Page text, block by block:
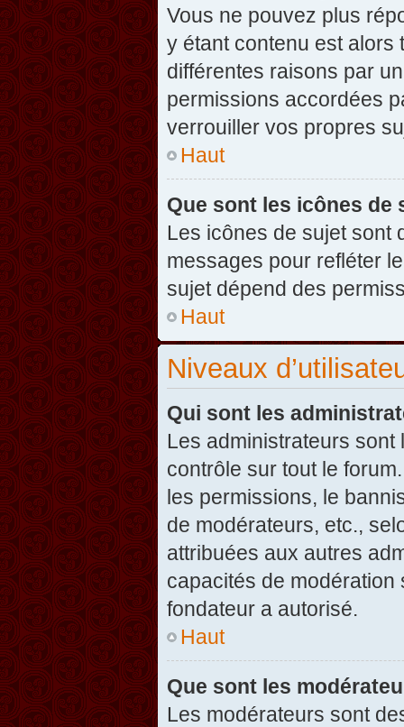
Vous ne pouvez plus
y étant contenu est alors
différentes raisons par
permissions accordées
verrouiller vos propres
Haut
Que sont les icônes de
Les icônes de sujet sont
messages pour refléter
sujet dépend des
Haut
Niveaux
Qui sont les
Les administrateurs
contrôle sur tout le
les permissions, le
de modérateurs, etc.,
attribuées aux autres
capacités de modération
fondateur a autorisé.
Haut
Que sont les
Les modérateurs sont